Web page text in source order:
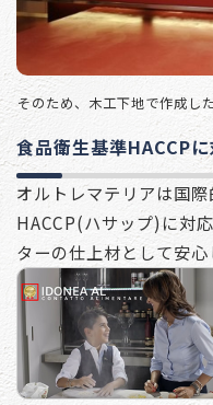
そのため、木工下地で作成し
食品衛生基準HACCP
オルトレマテリアは国
HACCP(ハサップ)に対
ターの仕上材として安